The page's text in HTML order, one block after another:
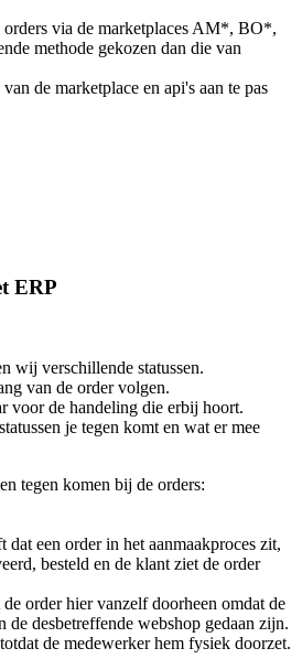
via de marketplaces AM*, BO*,
methode gekozen dan die van
de marketplace en api's aan te pas
ERP
wij verschillende statussen.
van de order volgen.
voor de handeling die erbij hoort.
je tegen komt en wat er mee
tegen komen bij de orders:
dat een order in het aanmaakproces zit,
besteld en de klant ziet de order
order hier vanzelf doorheen omdat de
de desbetreffende webshop gedaan zijn.
de medewerker hem fysiek doorzet.